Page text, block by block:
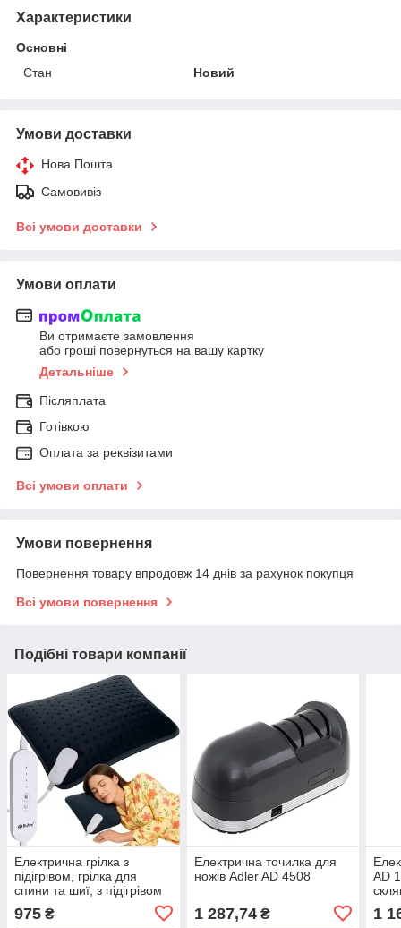
Характеристики
Основні
Стан
Новий
Умови доставки
Нова Пошта
Самовивіз
Всі умови доставки
Умови оплати
Ви отримаєте замовлення
або гроші повернуться на вашу картку
Детальніше
Післяплата
Готівкою
Оплата за реквізитами
Всі умови оплати
Умови повернення
Повернення товару впродовж 14 днів за рахунок покупця
Всі умови повернення
Подібні товари компанії
Електрична грілка з
підігрівом, грілка для
спини та шиї, з підігрівом
975 ₴
Електрична точилка для
ножів Adler AD 4508
1 287,74₴
AD
1